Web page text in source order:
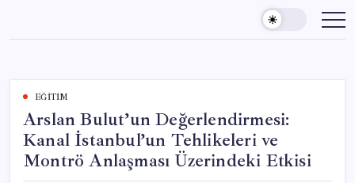
content
EĞITIM
Arslan Bulut’un Değerlendirmesi:
Kanal İstanbul’un Tehlikeleri ve
Montrö Anlaşması Üzerindeki Etkisi